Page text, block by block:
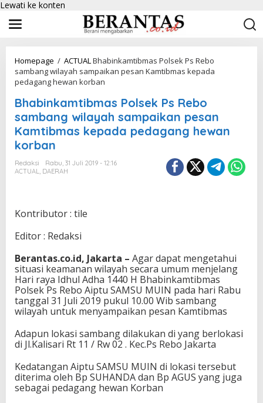
Lewati ke konten
Homepage / ACTUALBhabinkamtibmas Polsek Ps Rebo
sambang wilayah sampaikan pesan Kamtibmas kepada
pedagang hewan korban
Bhabinkamtibmas Polsek Ps Rebo
sambang wilayah sampaikan pesan
Kamtibmas kepada pedagang hewan
korban
Redaksi
Rabu, 31 Juli 2019 - 12:16
ACTUAL, DAERAH
Kontributor : tile
Editor : Redaksi
Berantas.co.id, Jakarta – Agar dapat mengetahui
situasi keamanan wilayah secara umum menjelang
Hari raya Idhul Adha 1440 H Bhabinkamtibmas
Polsek Ps Rebo Aiptu SAMSU MUIN pada hari Rabu
tanggal 31 Juli 2019 pukul 10.00 Wib sambang
wilayah untuk menyampaikan pesan Kamtibmas
Adapun lokasi sambang dilakukan di yang berlokasi
di Jl.Kalisari Rt 11 / Rw 02 . Kec.Ps Rebo Jakarta
Kedatangan Aiptu SAMSU MUIN di lokasi tersebut
diterima oleh Bp SUHANDA dan Bp AGUS yang juga
sebagai pedagang hewan Korban